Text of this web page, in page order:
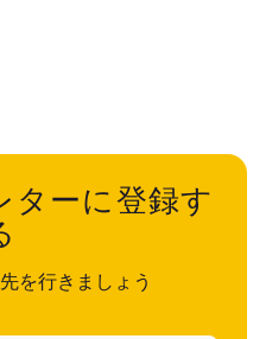
ターに登録す
を行きましょう